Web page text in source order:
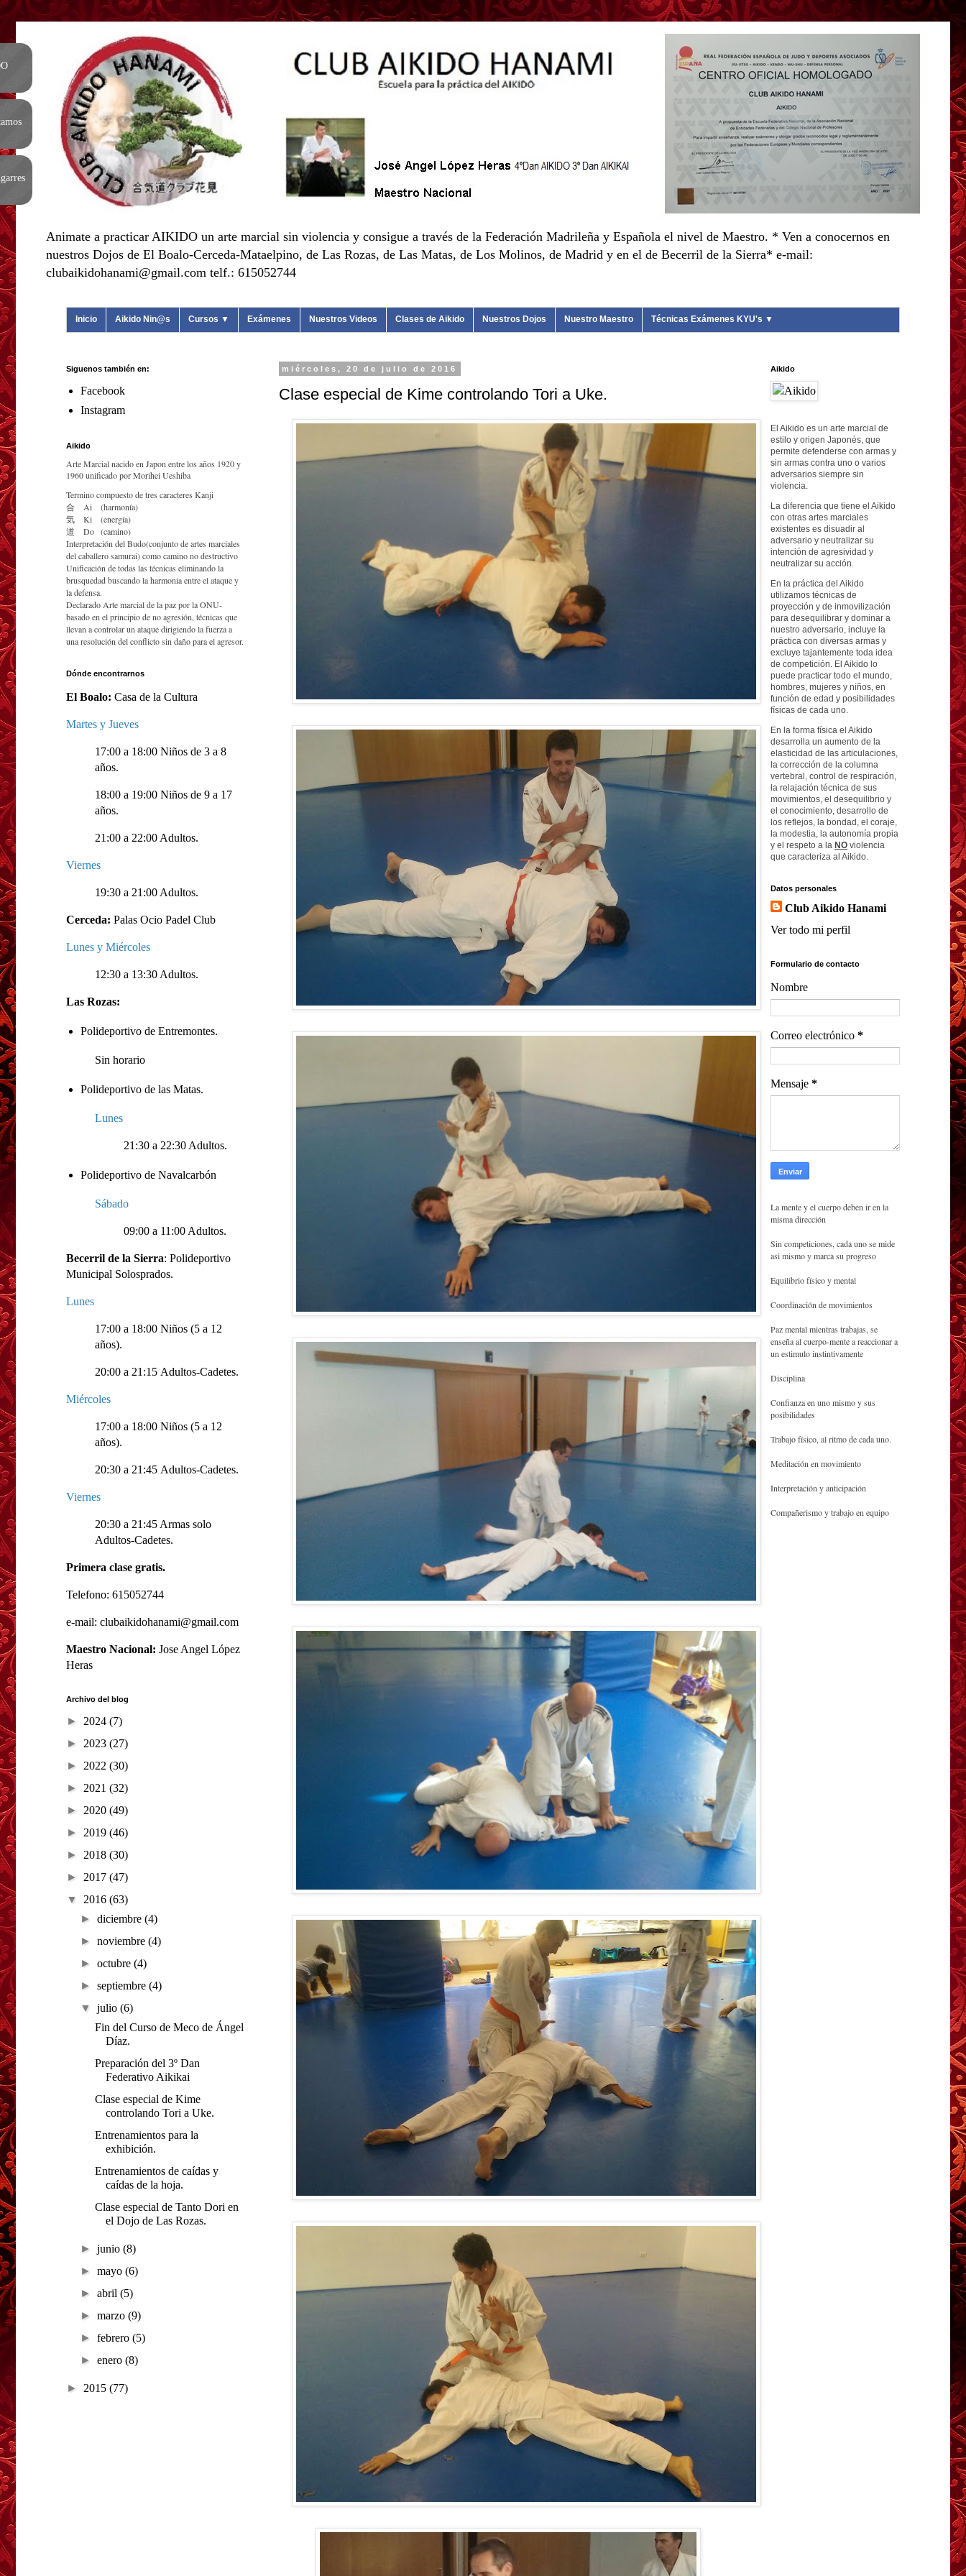
Animate a practicar AIKIDO un arte marcial sin violencia y consigue a través de la Federación Madrileña y Española el nivel de Maestro. * Ven a conocernos en
nuestros Dojos de El Boalo-Cerceda-Mataelpino, de Las Rozas, de Las Matas, de Los Molinos, de Madrid y en el de Becerril de la Sierra* e-mail:
clubaikidohanami@gmail.com telf.: 615052744
Inicio Aikido Nin@s Cursos ▼ Exámenes Nuestros Videos Clases de Aikido Nuestros Dojos Nuestro Maestro Técnicas Exámenes KYU's ▼
miércoles, 20 de julio de 2016
Clase especial de Kime controlando Tori a Uke.
Siguenos también en:
Facebook
Instagram
Aikido
Arte Marcial nacido en Japon entre los años 1920 y
1960 unificado por Morihei Ueshiba
Termino compuesto de tres caracteres Kanji
合
Ai
(harmonía)
気
Ki
(energía)
道
Do (camino)
Interpretación del Budo(conjunto de artes marciales
del caballero samurai) como camino no destructivo
Unificación de todas las técnicas eliminando la
brusquedad buscando la harmonia entre el ataque y
la defensa.
Declarado Arte marcial de la paz por la ONU-
basado en el principio de no agresión, técnicas que
llevan a controlar un ataque dirigiendo la fuerza a
una resolución del conflicto sin daño para el agresor.
Dónde encontrarnos
El Boalo: Casa de la Cultura
Martes y Jueves
17:00 a 18:00 Niños de 3 a 8
años.
18:00 a 19:00 Niños de 9 a 17
años.
21:00 a 22:00 Adultos.
Viernes
19:30 a 21:00 Adultos.
Cerceda: Palas Ocio Padel Club
Lunes y Miércoles
12:30 a 13:30 Adultos.
Las Rozas:
Polideportivo de Entremontes.
Sin horario
Polideportivo de las Matas.
Lunes
21:30 a 22:30 Adultos.
Polideportivo de Navalcarbón
Sábado
09:00 a 11:00 Adultos.
Becerril de la Sierra: Polideportivo
Municipal Solosprados.
Lunes
17:00 a 18:00 Niños (5 a 12
años).
20:00 a 21:15 Adultos-Cadetes.
Miércoles
17:00 a 18:00 Niños (5 a 12
años).
20:30 a 21:45 Adultos-Cadetes.
Viernes
20:30 a 21:45 Armas solo
Adultos-Cadetes.
Primera clase gratis.
Telefono: 615052744
e-mail: clubaikidohanami@gmail.com
Maestro Nacional: Jose Angel López
Heras
Archivo del blog
► 2024 (7)
► 2023 (27)
► 2022 (30)
► 2021 (32)
► 2020 (49)
► 2019 (46)
► 2018 (30)
► 2017 (47)
▼ 2016 (63)
►diciembre(4)
►noviembre(4)
►octubre(4)
►septiembre(4)
▼julio(6)
Fin del Curso de Meco de Ángel
Díaz.
Preparación del 3º Dan
Federativo Aikikai
Clase especial de Kime
controlando Tori a Uke.
Entrenamientos para la
exhibición.
Entrenamientos de caídas y
caídas de la hoja.
Clase especial de Tanto Dori en
el Dojo de Las Rozas.
►junio(8)
►mayo(6)
►abril(5)
►marzo(9)
►febrero(5)
►enero(8)
► 2015 (77)
Aikido
El Aikido es un arte marcial de
estilo y origen Japonés, que
permite defenderse con armas y
sin armas contra uno o varios
adversarios siempre sin
violencia.
La diferencia que tiene el Aikido
con otras artes marciales
existentes es disuadir al
adversario y neutralizar su
intención de agresividad y
neutralizar su acción.
En la práctica del Aikido
utilizamos técnicas de
proyección y de inmovilización
para desequilibrar y dominar a
nuestro adversario, incluye la
práctica con diversas armas y
excluye tajantemente toda idea
de competición. El Aikido lo
puede practicar todo el mundo,
hombres, mujeres y niños, en
función de edad y posibilidades
físicas de cada uno.
En la forma física el Aikido
desarrolla un aumento de la
elasticidad de las articulaciones,
la corrección de la columna
vertebral, control de respiración,
la relajación técnica de sus
movimientos, el desequilibrio y
el conocimiento, desarrollo de
los reflejos, la bondad, el coraje,
la modestia, la autonomía propia
y el respeto a la NO violencia
que caracteriza al Aikido.
Datos personales
Club Aikido Hanami
Ver todo mi perfil
Formulario de contacto
Nombre
Correo electrónico *
Mensaje *
La mente y el cuerpo deben ir en la
misma dirección
Sin competiciones, cada uno se mide
asi mismo y marca su progreso
Equilibrio físico y mental
Coordinación de movimientos
Paz mental mientras trabajas, se
enseña al cuerpo-mente a reaccionar a
un estimulo instintivamente
Disciplina
Confianza en uno mismo y sus
posibilidades
Trabajo físico, al ritmo de cada uno.
Meditación en movimiento
Interpretación y anticipación
Compañerismo y trabajo en equipo